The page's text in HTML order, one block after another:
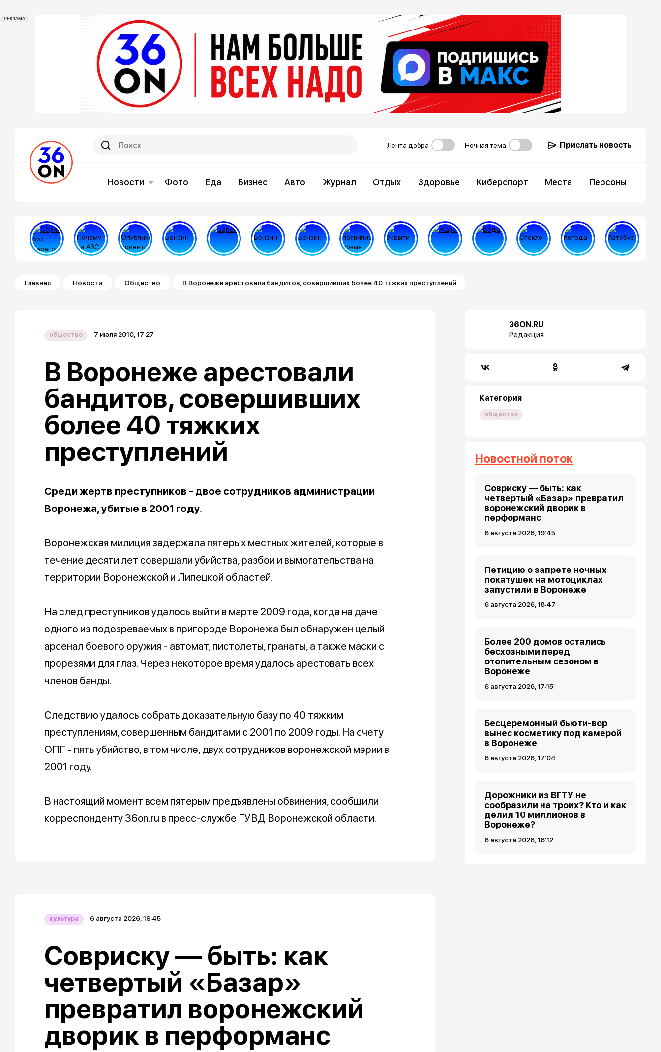
РЕКЛАМА
Лента добра Ночная тема Прислать новость
Новости Фото Еда Бизнес Авто Журнал Отдых Здоровье Киберспорт Места Персоны
Строка навигации
Главная Новости Общество В Воронеже арестовали бандитов, совершивших более 40 тяжких преступлений
общество 7 июля 2010, 17:27
В Воронеже арестовали
бандитов, совершивших
более 40 тяжких
преступлений
Среди жертв преступников - двое сотрудников администрации
Воронежа, убитые в 2001 году.
Воронежская милиция задержала пятерых местных жителей, которые в
течение десяти лет совершали убийства, разбои и вымогательства на
территории Воронежской и Липецкой областей.
На след преступников удалось выйти в марте 2009 года, когда на даче
одного из подозреваемых в пригороде Воронежа был обнаружен целый
арсенал боевого оружия - автомат, пистолеты, гранаты, а также маски с
прорезями для глаз. Через некоторое время удалось арестовать всех
членов банды.
Следствию удалось собрать доказательную базу по 40 тяжким
преступлениям, совершенным бандитами с 2001 по 2009 годы. На счету
ОПГ - пять убийство, в том числе, двух сотрудников воронежской мэрии в
2001 году.
В настоящий момент всем пятерым предъявлены обвинения, сообщили
корреспонденту 36on.ru в пресс-службе ГУВД Воронежской области.
36ON.RU
Редакция
Категория
общество
Новостной поток
Совриску — быть: как
четвертый «Базар» превратил
воронежский дворик в
перформанс
6 августа 2026, 19:45
Петицию о запрете ночных
покатушек на мотоциклах
запустили в Воронеже
6 августа 2026, 18:47
Более 200 домов остались
бесхозными перед
отопительным сезоном в
Воронеже
6 августа 2026, 17:15
Бесцеремонный бьюти-вор
вынес косметику под камерой
в Воронеже
6 августа 2026, 17:04
Дорожники из ВГТУ не
сообразили на троих? Кто и как
делил 10 миллионов в
Воронеже?
6 августа 2026, 16:12
культура 6 августа 2026, 19:45
Совриску — быть: как
четвертый «Базар»
превратил воронежский
дворик в перформанс